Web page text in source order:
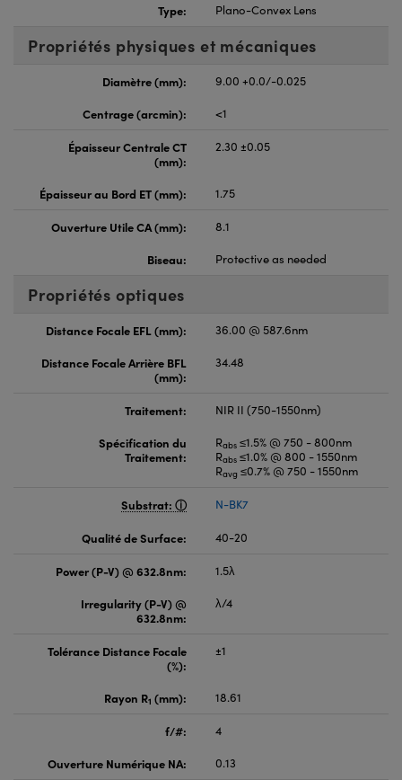
Type: Plano-Convex Lens
Propriétés physiques et mécaniques
Diamètre (mm):
9.00 +0.0/-0.025
Centrage (arcmin):
<1
Épaisseur Centrale CT
(mm):
2.30 ±0.05
Épaisseur au Bord ET (mm): 1.75
Ouverture Utile CA (mm):
8.1
Biseau:
Protective as needed
Propriétés optiques
Distance Focale EFL (mm):
36.00 @ 587.6nm
Distance Focale Arrière BFL
(mm):
34.48
Traitement:
NIR II (750-1550nm)
Spécification du
Traitement:
Rabs ≤1.5% @ 750 - 800nm
Rabs ≤1.0% @ 800 - 1550nm
Ravg ≤0.7% @ 750 - 1550nm
Substrat: N-BK7
Qualité de Surface: 40-20
Power (P-V) @ 632.8nm:
1.5λ
Irregularity (P-V) @
632.8nm:
λ/4
Tolérance Distance Focale
(%):
±1
Rayon R1 (mm): 18.61
f/#:
4
Ouverture Numérique NA:
0.13